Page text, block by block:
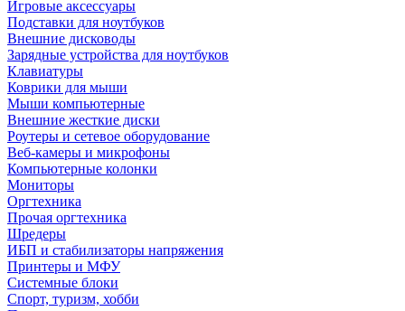
Игровые аксессуары
Подставки для ноутбуков
Внешние дисководы
Зарядные устройства для ноутбуков
Клавиатуры
Коврики для мыши
Мыши компьютерные
Внешние жесткие диски
Роутеры и сетевое оборудование
Веб-камеры и микрофоны
Компьютерные колонки
Мониторы
Оргтехника
Прочая оргтехника
Шредеры
ИБП и стабилизаторы напряжения
Принтеры и МФУ
Системные блоки
Спорт, туризм, хобби